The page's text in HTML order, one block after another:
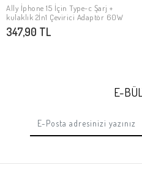
Stokta Yok
Ally İphone 15 İçin Type-c Şarj +
kulaklık 2İn1 Çevirici Adaptör 60W
347,90 TL
E-